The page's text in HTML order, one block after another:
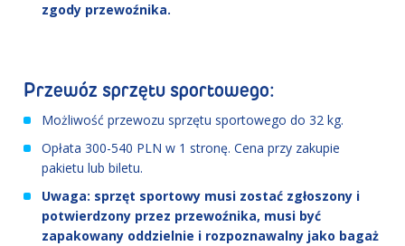
zgody przewoźnika.
Przewóz sprzętu sportowego:
Możliwość przewozu sprzętu sportowego do 32 kg.
Opłata 300-540 PLN w 1 stronę. Cena przy zakupie
pakietu lub biletu.
Uwaga: sprzęt sportowy musi zostać zgłoszony i
potwierdzony przez przewoźnika, musi być
zapakowany oddzielnie i rozpoznawalny jako bagaż